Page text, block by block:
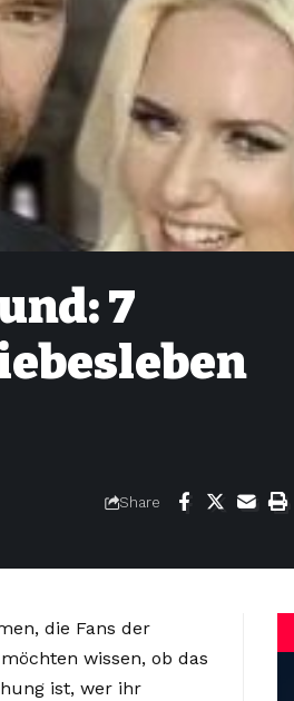
7
Share
die Fans der
wissen, ob das
ist, wer ihr